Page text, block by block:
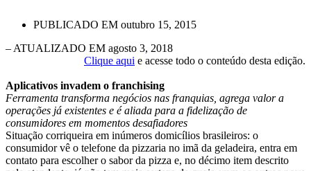
PUBLICADO EM outubro 15, 2015
– ATUALIZADO EM agosto 3, 2018
Clique aqui e acesse todo o conteúdo desta edição.
Aplicativos invadem o franchising
Ferramenta transforma negócios nas franquias, agrega valor a
operações já existentes e é aliada para a fidelização de
consumidores em momentos desafiadores
Situação corriqueira em inúmeros domicílios brasileiros: o
consumidor vê o telefone da pizzaria no imã da geladeira, entra em
contato para escolher o sabor da pizza e, no décimo item descrito